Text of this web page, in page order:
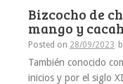
Bizcocho de
mango y
Posted on 28/09/2023
También conocido
inicios y por el siglo